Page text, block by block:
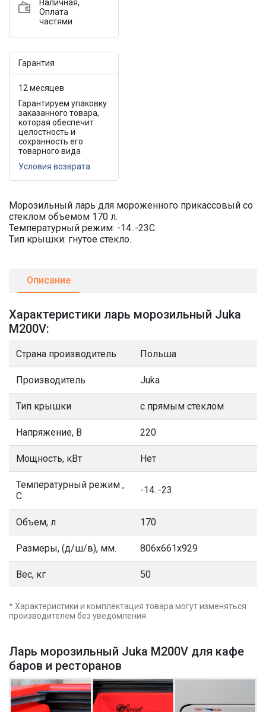
Наличная,
Оплата
частями
Гарантия
12 месяцев
Гарантируем упаковку
заказанного товара,
которая обеспечит
целостность и
сохранность его
товарного вида
Условия возврата
Морозильный ларь для мороженного прикассовый со
стеклом объемом 170 л.
Температурный режим: -14..-23C.
Тип крышки: гнутое стекло.
Описание
Ларь морозильный Juka M200V для кафе
баров и ресторанов
Характеристики ларь морозильный Juka
M200V:
Страна производитель Польша
Производитель Juka
Тип крышки с прямым стеклом
Напряжение, В 220
Мощность, кВт Нет
Температурный режим ,
С
-14..-23
Объем, л 170
Размеры, (д/ш/в), мм. 806х661х929
Вес, кг 50
* Характеристики и комплектация товара могут изменяться
производителем без уведомления